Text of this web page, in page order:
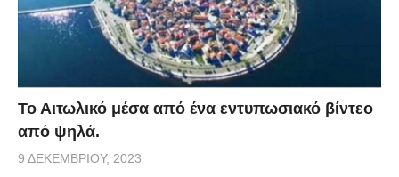
Το Αιτωλικό μέσα από ένα εντυπωσιακό βίντεο
από ψηλά.
9 ΔΕΚΕΜΒΡΊΟΥ, 2023